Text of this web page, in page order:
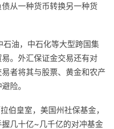
从一种货币转换另一种货
油，中石化等大型跨国集
。外汇保证金交易还有对
者将其与股票、黄金和农产
险。
伯皇室，美国州社保基金，
几十亿~几千亿的对冲基金